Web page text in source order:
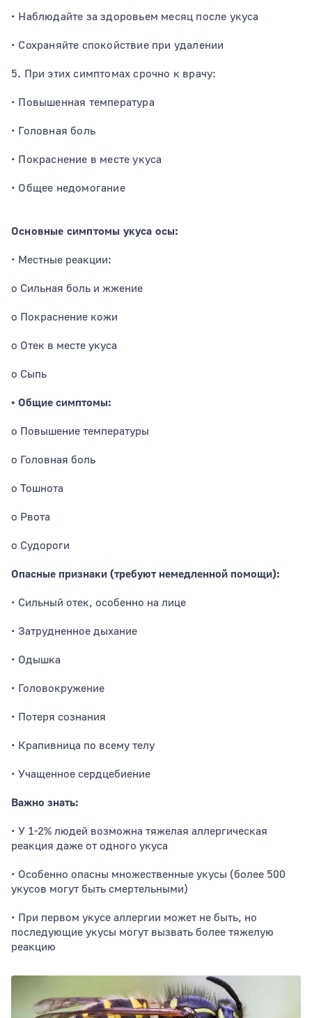
• Наблюдайте за здоровьем месяц после укуса
• Сохраняйте спокойствие при удалении
5. При этих симптомах срочно к врачу:
• Повышенная температура
• Головная боль
• Покраснение в месте укуса
• Общее недомогание
Основные симптомы укуса осы:
• Местные реакции:
o Сильная боль и жжение
o Покраснение кожи
o Отек в месте укуса
o Сыпь
• Общие симптомы:
o Повышение температуры
o Головная боль
o Тошнота
o Рвота
o Судороги
Опасные признаки (требуют немедленной помощи):
• Сильный отек, особенно на лице
• Затрудненное дыхание
• Одышка
• Головокружение
• Потеря сознания
• Крапивница по всему телу
• Учащенное сердцебиение
Важно знать:
• У 1-2% людей возможна тяжелая аллергическая
реакция даже от одного укуса
• Особенно опасны множественные укусы (более 500
укусов могут быть смертельными)
• При первом укусе аллергии может не быть, но
последующие укусы могут вызвать более тяжелую
реакцию